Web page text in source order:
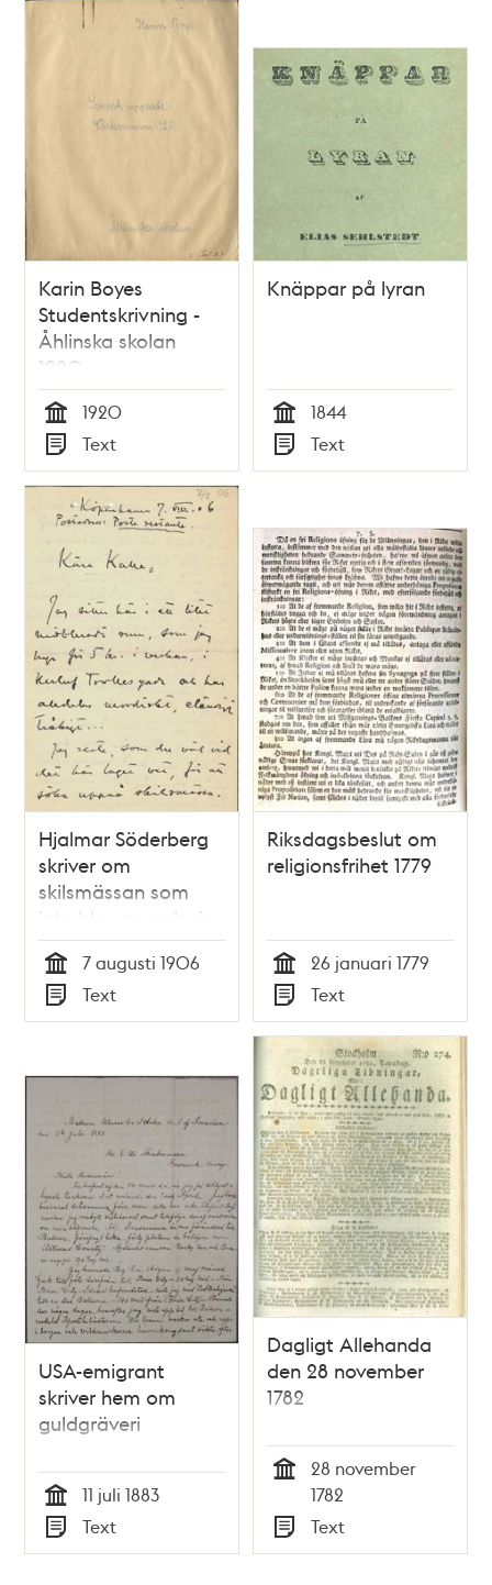
Karin Boyes
Studentskrivning -
Åhlinska skolan
1920
Tid
1920
Typ
Text
Knäppar på lyran
Tid
1844
Typ
Text
Hjalmar Söderberg
skriver om
skilsmässan som
inte blev av och sin
dåliga ekonomi,
1906
Tid
7 augusti 1906
Typ
Text
Riksdagsbeslut om
religionsfrihet 1779
Tid
26 januari 1779
Typ
Text
USA-emigrant
skriver hem om
guldgräveri
Tid
11 juli 1883
Typ
Text
Dagligt Allehanda
den 28 november
1782
28 november
1782
Typ
Text